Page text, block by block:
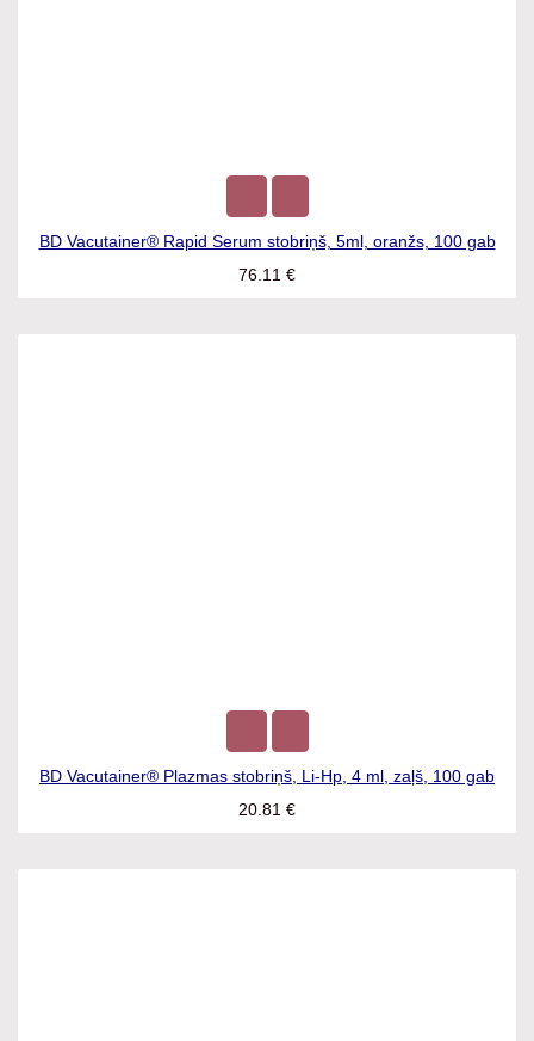
BD Vacutainer® Rapid Serum stobriņš, 5ml, oranžs, 100 gab
76.11€
BD Vacutainer® Plazmas stobriņš, Li-Hp, 4 ml, zaļš, 100 gab
20.81€